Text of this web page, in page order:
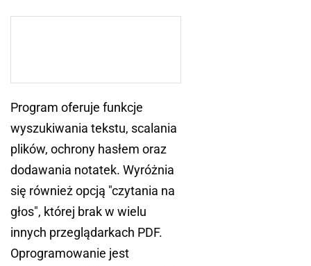
Program oferuje funkcje
wyszukiwania tekstu, scalania
plików, ochrony hasłem oraz
dodawania notatek. Wyróżnia
się również opcją "czytania na
głos", której brak w wielu
innych przeglądarkach PDF.
Oprogramowanie jest